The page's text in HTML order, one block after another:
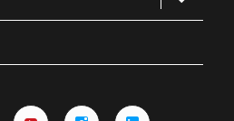
le
sous-